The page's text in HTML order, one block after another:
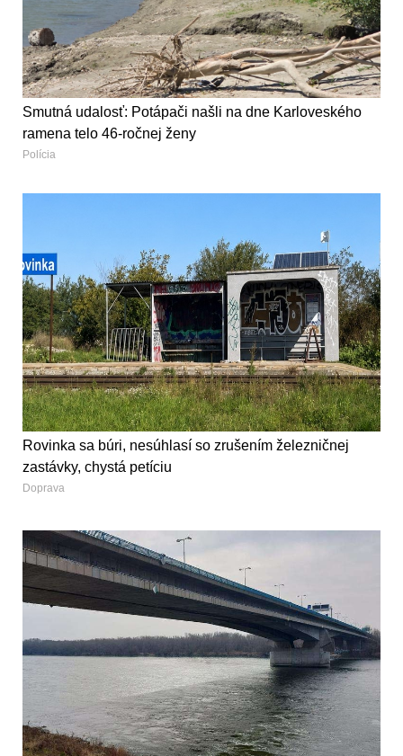
Smutná udalosť: Potápači našli na dne Karloveského
ramena telo 46-ročnej ženy
Polícia
Rovinka sa búri, nesúhlasí so zrušením železničnej
zastávky, chystá petíciu
Doprava